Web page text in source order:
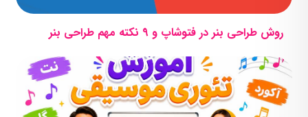
روش طراحی بنر در فتوشاپ و 9 نکته مهم طراحی بنر